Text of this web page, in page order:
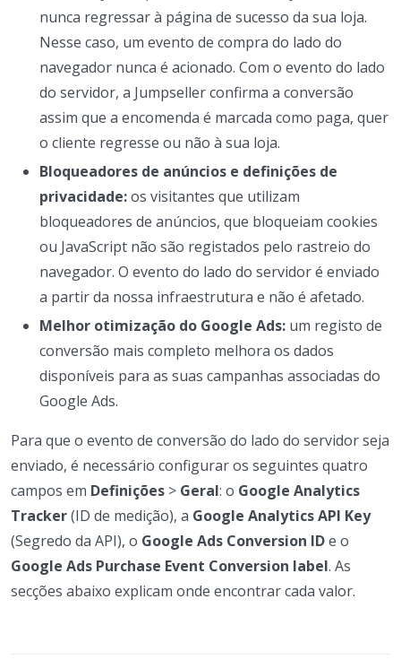
nunca regressar à página de sucesso da sua loja.
Nesse caso, um evento de compra do lado do
navegador nunca é acionado. Com o evento do lado
do servidor, a Jumpseller confirma a conversão
assim que a encomenda é marcada como paga, quer
o cliente regresse ou não à sua loja.
Bloqueadores de anúncios e definições de
privacidade:os visitantes que utilizam
bloqueadores de anúncios, que bloqueiam cookies
ou JavaScript não são registados pelo rastreio do
navegador. O evento do lado do servidor é enviado
a partir da nossa infraestrutura e não é afetado.
Melhor otimização do Google Ads: um registo de
conversão mais completo melhora os dados
disponíveis para as suas campanhas associadas do
Google Ads.
Para que o evento de conversão do lado do servidor seja
enviado, é necessário configurar os seguintes quatro
campos em Definições > Geral: o Google Analytics
Tracker(ID de medição), a Google Analytics API Key
(Segredo da API), o Google Ads Conversion IDe o
Google Ads Purchase Event Conversion label. As
secções abaixo explicam onde encontrar cada valor.